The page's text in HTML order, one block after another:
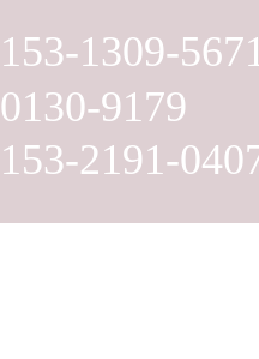
153-1309-
0130-9179
153-2191-